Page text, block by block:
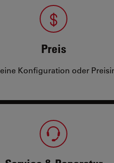
Preis
Konfiguration oder